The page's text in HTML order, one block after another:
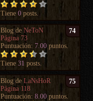
Tiene0 posts.
74
Blog deNeToN
Página 73
Puntuación: 7.00 puntos.
Tiene31 posts.
75
Blog deLaNsHoR
Página 118
Puntuación:8.00 puntos.